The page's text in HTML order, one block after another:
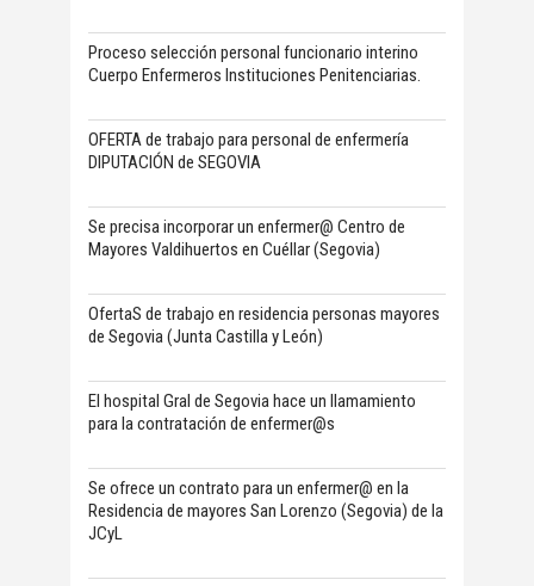
Proceso selección personal funcionario interino
Cuerpo Enfermeros Instituciones Penitenciarias.
OFERTA de trabajo para personal de enfermería
DIPUTACIÓN de SEGOVIA
Se precisa incorporar un enfermer@ Centro de
Mayores Valdihuertos en Cuéllar (Segovia)
OfertaS de trabajo en residencia personas mayores
de Segovia (Junta Castilla y León)
El hospital Gral de Segovia hace un llamamiento
para la contratación de enfermer@s
Se ofrece un contrato para un enfermer@ en la
Residencia de mayores San Lorenzo (Segovia) de la
JCyL